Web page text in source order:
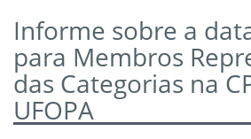
Informe sobre a
para Membros
das Categorias na
UFOPA